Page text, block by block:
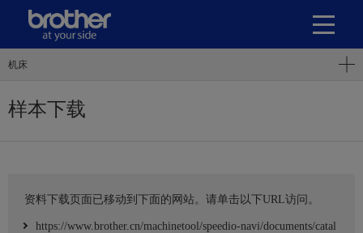
机床
样本下载
资料下载页面已移动到下面的网站。请单击以下URL访问。
https://www.brother.cn/machinetool/speedio-navi/documents/catal